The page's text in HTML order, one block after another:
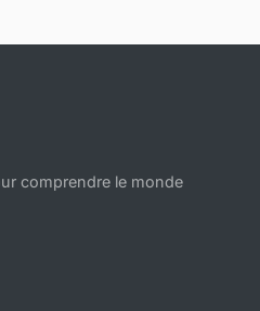
comprendre le monde